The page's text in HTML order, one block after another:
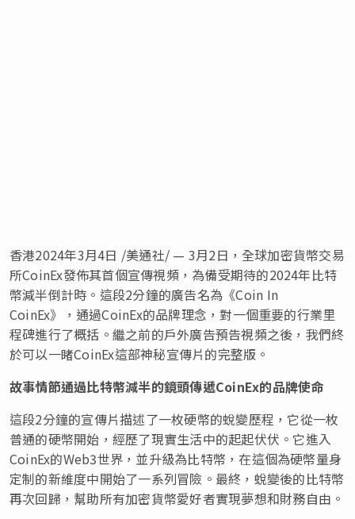
香港2024年3月4日 /美通社/ — 3月2日，全球加密貨幣交易
所CoinEx發佈其首個宣傳視頻，為備受期待的2024年比特
幣減半倒計時。這段2分鐘的廣告名為《Coin In
CoinEx》，通過CoinEx的品牌理念，對一個重要的行業里
程碑進行了概括。繼之前的戶外廣告預告視頻之後，我們終
於可以一睹CoinEx這部神秘宣傳片的完整版。
故事情節通過比特幣減半的鏡頭傳遞CoinEx的品牌使命
這段2分鐘的宣傳片描述了一枚硬幣的蛻變歷程，它從一枚
普通的硬幣開始，經歷了現實生活中的起起伏伏。它進入
CoinEx的Web3世界，並升級為比特幣，在這個為硬幣量身
定制的新維度中開始了一系列冒險。最終，蛻變後的比特幣
再次回歸，幫助所有加密貨幣愛好者實現夢想和財務自由。